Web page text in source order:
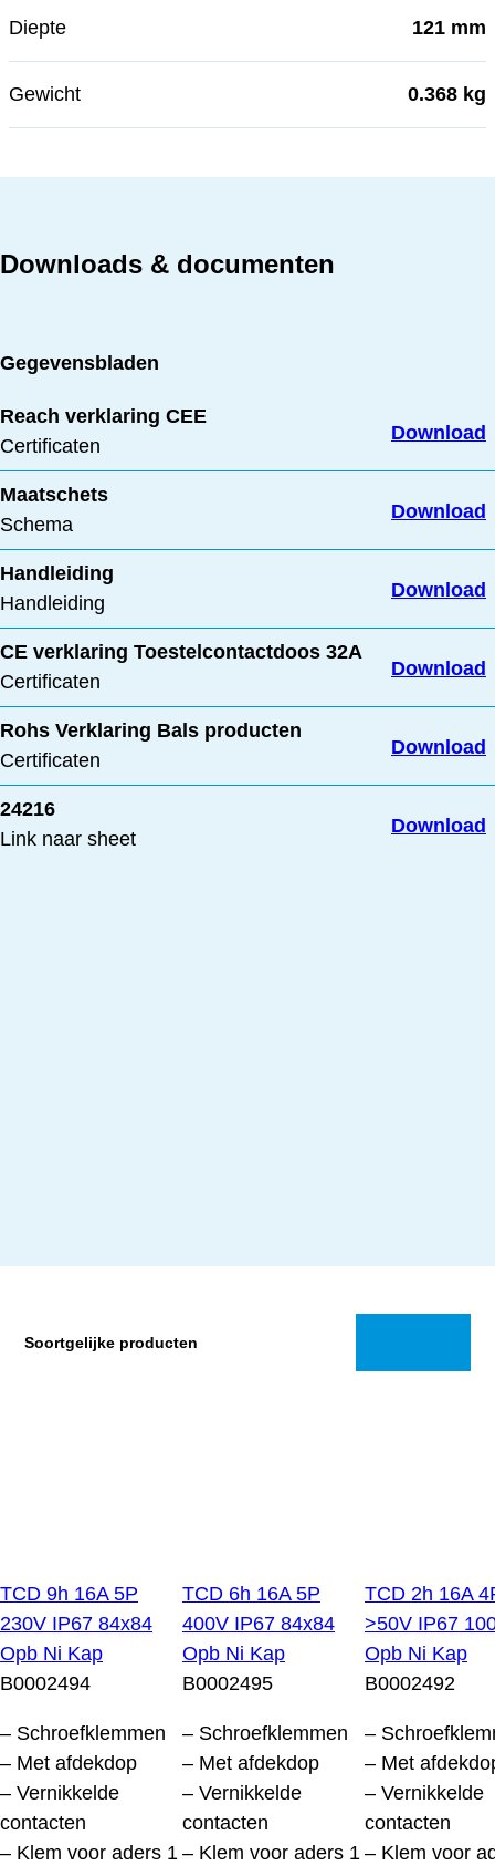
Diepte 121 mm
Gewicht 0.368 kg
Downloads & documenten
Gegevensbladen
Reach verklaring CEE
Certificaten
Download
Maatschets
Schema
Download
Handleiding
Handleiding
Download
CE verklaring Toestelcontactdoos 32A
Certificaten
Download
Rohs Verklaring Bals producten
Certificaten
Download
24216
Link naar sheet
Download
Soortgelijke producten
TCD 9h 16A 5P
230V IP67 84x84
Opb Ni Kap
B0002494
– Schroefklemmen
– Met afdekdop
– Vernikkelde
contacten
– Klem voor aders 1
TCD 6h 16A 5P
400V IP67 84x84
Opb Ni Kap
B0002495
– Schroefklemmen
– Met afdekdop
– Vernikkelde
contacten
– Klem voor aders 1
TCD 2h 16A
>50V IP67
Opb Ni Kap
B0002492
–
– Met
– Vernikkelde
contacten
– Klem voor